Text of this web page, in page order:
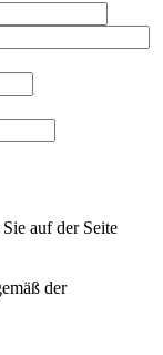
auf der Seite
der